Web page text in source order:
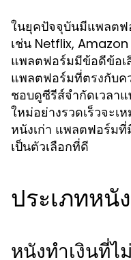
ในยุคปัจจุบันมีแพลตฟ
เช่น Netflix,
แพลตฟอร์มมีข้อดีข้อ
แพลตฟอร์มที่ตรงกับค
ชอบดูซีรีส์จำกัดเวลา
ใหม่อย่างรวดเร็วจะ
หนังเก่า แพลตฟอร์มที่
เป็นตัวเลือกที่ดี
ประเภทหนั
หนังทำเงินที่ไ